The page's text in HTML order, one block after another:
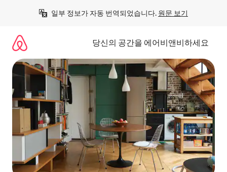
일부 정보가 자동 번역되었습니다. 원문 보기
당신의 공간을 에어비앤비하세요